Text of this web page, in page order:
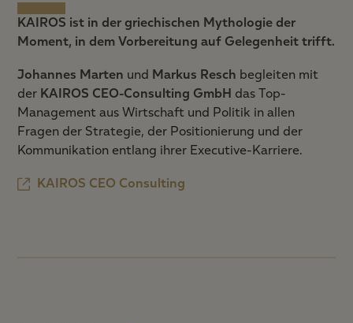
KAIROS ist in der griechischen Mythologie der
Moment, in dem Vorbereitung auf Gelegenheit trifft.
Johannes Marten und Markus Resch begleiten mit
der KAIROS CEO-Consulting GmbH das Top-
Management aus Wirtschaft und Politik in allen
Fragen der Strategie, der Positionierung und der
Kommunikation entlang ihrer Executive-Karriere.
KAIROS CEO Consulting